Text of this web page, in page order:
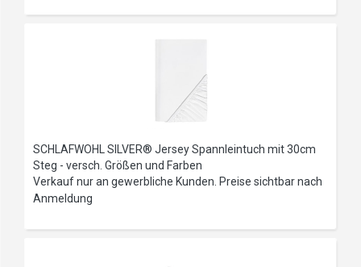
SCHLAFWOHL SILVER® Jersey Spannleintuch mit 30cm
Steg - versch. Größen und Farben
Verkauf nur an gewerbliche Kunden. Preise sichtbar nach
Anmeldung